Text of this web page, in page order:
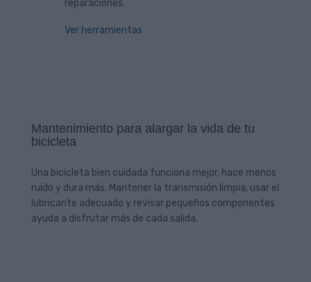
reparaciones.
Ver herramientas
Mantenimiento para alargar la vida de tu
bicicleta
Una bicicleta bien cuidada funciona mejor, hace menos
ruido y dura más. Mantener la transmisión limpia, usar el
lubricante adecuado y revisar pequeños componentes
ayuda a disfrutar más de cada salida.